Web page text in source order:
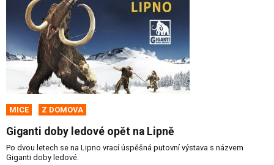
MICE Z DOMOVA
Giganti doby ledové opět na Lipně
Po dvou letech se na Lipno vrací úspěšná putovní výstava s názvem
Giganti doby ledové.